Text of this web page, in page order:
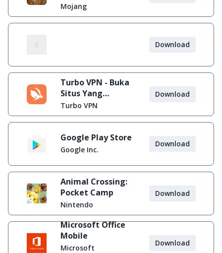
Mojang
Download
Turbo VPN - Buka
Situs Yang
Diblokir
Turbo VPN
Download
Google Play Store
Google Inc.
Download
Animal Crossing:
Pocket Camp
Nintendo
Download
Microsoft Office
Mobile
Microsoft
Download